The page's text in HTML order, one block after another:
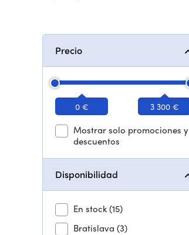
Precio
0 € 3 300 €
Mostrar solo promociones y
descuentos
Disponibilidad
En stock(15)
Bratislava (3)